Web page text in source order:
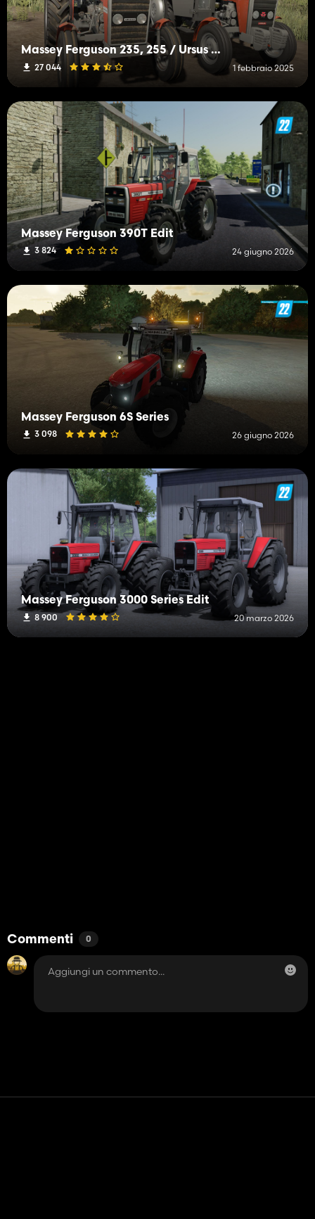
Massey Ferguson 235, 255 / Ursus 2812, 3512
27 044 1 febbraio 2025
Massey Ferguson 390T Edit
3 824 24 giugno 2026
Massey Ferguson 6S Series
3 098 26 giugno 2026
Massey Ferguson 3000 Series Edit
8 900 20 marzo 2026
Commenti 0